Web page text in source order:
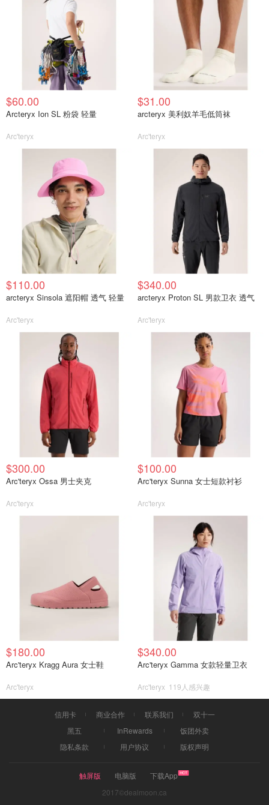
$60.00
Arcteryx Ion SL 粉袋 轻量
Arc'teryx
$31.00
arcteryx 美利奴羊毛低筒袜
Arc'teryx
$110.00
arcteryx Sinsola 遮阳帽 透气 轻量
Arc'teryx
$340.00
arcteryx Proton SL 男款卫衣 透气
Arc'teryx
$300.00
Arc'teryx Ossa 男士夹克
Arc'teryx
$100.00
Arc'teryx Sunna 女士短款衬衫
Arc'teryx
$180.00
Arc'teryx Kragg Aura 女士鞋
Arc'teryx
$340.00
Arc'teryx Gamma 女款轻量卫衣
Arc'teryx 119人感兴趣
信用卡 商业合作 联系我们
双十一
黑五
InRewards
饭团外卖
隐私条款
用户协议 版权声明
触屏版 电脑版
下载App
2017©dealmoon.ca